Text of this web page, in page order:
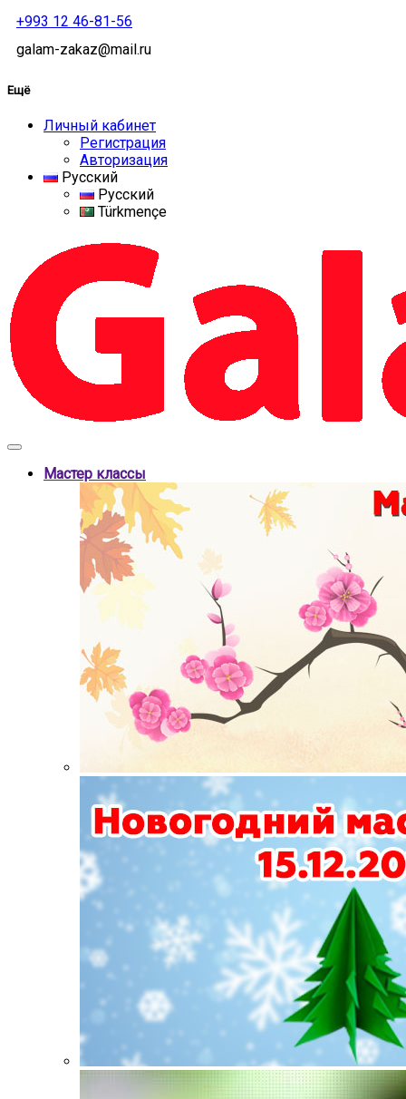
+993 12 46-81-56
galam-zakaz@mail.ru
Ещё
Личный кабинет
Регистрация
Авторизация
Русский
Русский
Türkmençe
Мастер классы